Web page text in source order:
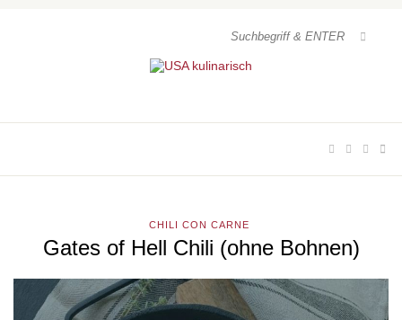
CHILI CON CARNE
Gates of Hell Chili (ohne Bohnen)